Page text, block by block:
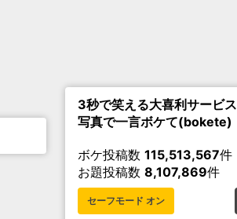
3秒で笑える大喜利サービス
写真で一言ボケて(bokete)
ボケ投稿数 115,513,567件
お題投稿数 8,107,869件
セーフモード オン